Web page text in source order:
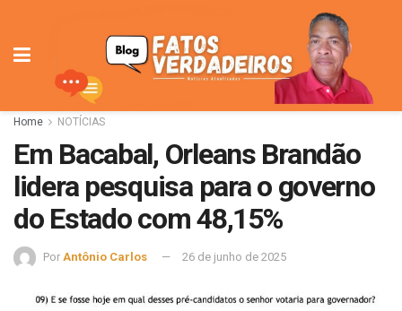
Home NOTÍCIAS
Em Bacabal, Orleans Brandão
lidera pesquisa para o governo
do Estado com 48,15%
Por Antônio Carlos 26 de junho de 2025